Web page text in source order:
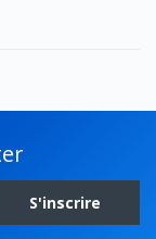
S'inscrire